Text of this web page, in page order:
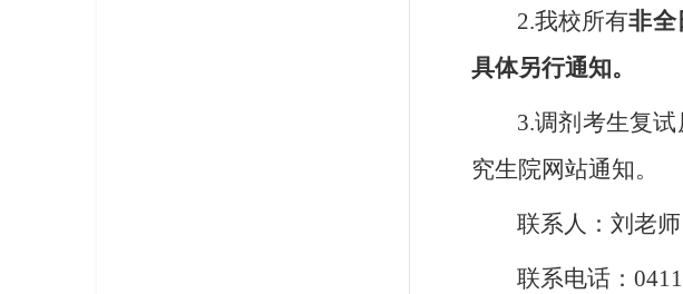
2.我校所有非全
具体另行通知。
3.调剂考生复
究生院网站通知。
联系人：刘老师
联系电话：